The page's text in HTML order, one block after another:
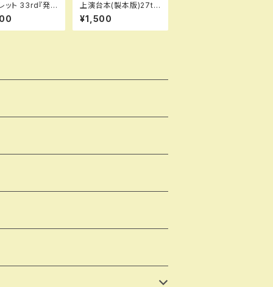
ット 33rd『発
本営！』（再
上演台本(製本版)27th
『発表せよ！大本営！』
¥1,500